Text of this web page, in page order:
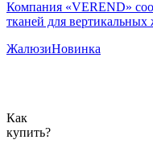
Компания «VEREND»
тканей для
ЖалюзиНовинка
Как
купить?